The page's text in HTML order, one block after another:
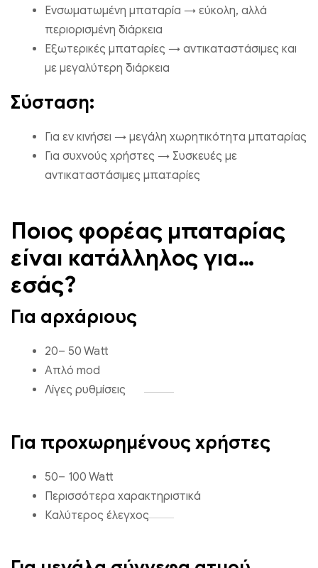
Ενσωματωμένη μπαταρία → εύκολη, αλλά
περιορισμένη διάρκεια
Εξωτερικές μπαταρίες → αντικαταστάσιμες και
με μεγαλύτερη διάρκεια
Σύσταση:
Για εν κινήσει → μεγάλη χωρητικότητα μπαταρίας
Για συχνούς χρήστες → Συσκευές με
αντικαταστάσιμες μπαταρίες
Ποιος φορέας μπαταρίας
είναι κατάλληλος για
εσάς?
Για αρχάριους
20– 50 Watt
Απλό mod
Λίγες ρυθμίσεις
Για προχωρημένους χρήστες
50– 100 Watt
Περισσότερα χαρακτηριστικά
Καλύτερος έλεγχος